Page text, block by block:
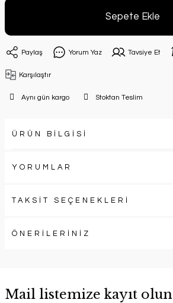
Sepete Ekle
Paylaş Yorum Yaz Tavsiye Et
Karşılaştır
Aynı gün kargo Stoktan Teslim
ÜRÜN BİLGİSİ
YORUMLAR
TAKSİT SEÇENEKLERİ
ÖNERİLERİNİZ
Mail listemize kayıt olun